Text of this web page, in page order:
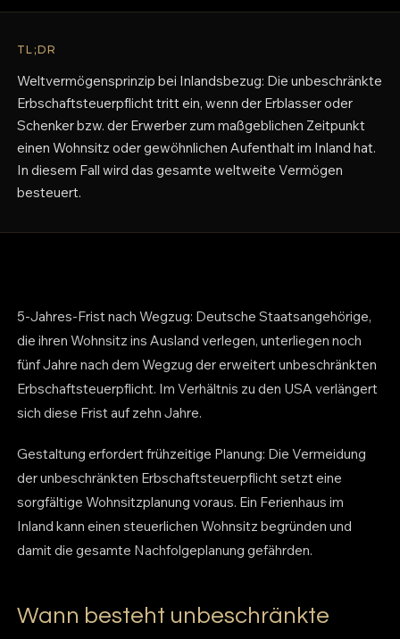
TL;DR
Weltvermögensprinzip bei Inlandsbezug: Die unbeschränkte
Erbschaftsteuerpflicht tritt ein, wenn der Erblasser oder
Schenker bzw. der Erwerber zum maßgeblichen Zeitpunkt
einen Wohnsitz oder gewöhnlichen Aufenthalt im Inland hat.
In diesem Fall wird das gesamte weltweite Vermögen
besteuert.
5-Jahres-Frist nach Wegzug: Deutsche Staatsangehörige,
die ihren Wohnsitz ins Ausland verlegen, unterliegen noch
fünf Jahre nach dem Wegzug der erweitert unbeschränkten
Erbschaftsteuerpflicht. Im Verhältnis zu den USA verlängert
sich diese Frist auf zehn Jahre.
Gestaltung erfordert frühzeitige Planung: Die Vermeidung
der unbeschränkten Erbschaftsteuerpflicht setzt eine
sorgfältige Wohnsitzplanung voraus. Ein Ferienhaus im
Inland kann einen steuerlichen Wohnsitz begründen und
damit die gesamte Nachfolgeplanung gefährden.
Wann besteht unbeschränkte